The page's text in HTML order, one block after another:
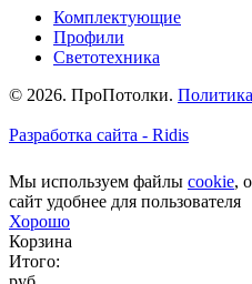
Комплектующие
Профили
Светотехника
© 2026. ПроПотолки.
Разработка сайта - Ridis
Мы используем файлы cookie,
сайт удобнее для пользователя
Хорошо
Корзина
Итого: